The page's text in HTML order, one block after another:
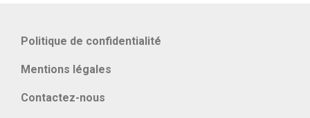
Politique de confidentialité
Mentions légales
Contactez-nous